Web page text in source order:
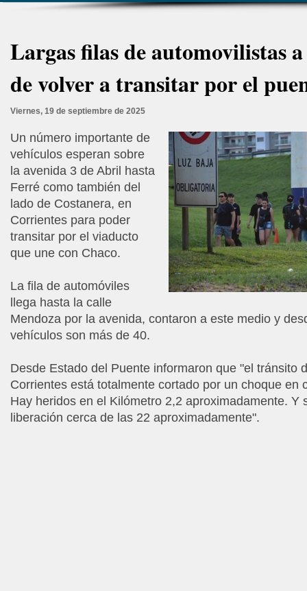
Largas filas de automovilistas
de volver a transitar por el
Viernes, 19 de septiembre de 2025
Un número importante de
vehículos esperan sobre
la avenida 3 de Abril hasta
Ferré como también del
lado de Costanera, en
Corrientes para poder
transitar por el viaducto
que une con Chaco.
La fila de automóviles
llega hasta la calle
Mendoza por la avenida, contaron a este medio y
vehículos son más de 40.
Desde Estado del Puente informaron que "el tránsito
Corrientes está totalmente cortado por un choque en
Hay heridos en el Kilómetro 2,2 aproximadamente. Y
liberación cerca de las 22 aproximadamente".